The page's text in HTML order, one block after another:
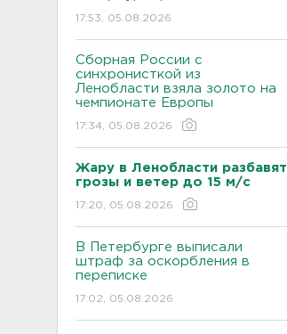
17:53, 05.08.2026
Сборная России с
синхронисткой из
Ленобласти взяла золото на
чемпионате Европы
17:34, 05.08.2026
Жару в Ленобласти разбавят
грозы и ветер до 15 м/с
17:20, 05.08.2026
В Петербурге выписали
штраф за оскорбления в
переписке
17:02, 05.08.2026